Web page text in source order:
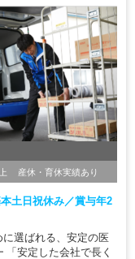
産休・育休実績あり
土日祝休み／賞与年2
れる、安定の医
した会社で長く